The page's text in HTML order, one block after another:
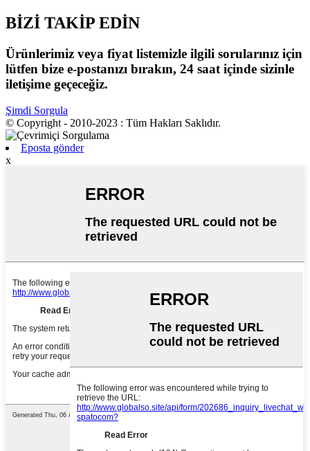
BİZİ TAKİP EDİN
Ürünlerimiz veya fiyat listemizle ilgili sorularınız için
lütfen bize e-postanızı bırakın, 24 saat içinde sizinle
iletişime geçeceğiz.
Şimdi Sorgula
© Copyright - 2010-2023 : Tüm Hakları Saklıdır.
Eposta gönder
x